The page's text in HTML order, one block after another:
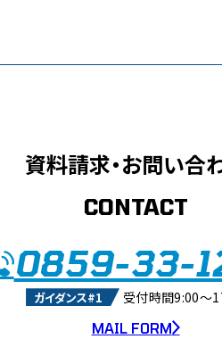
資料請求・お問い合
CONTACT
0859-33-
ガイダンス#1 受付時間9:00～
MAIL FORM